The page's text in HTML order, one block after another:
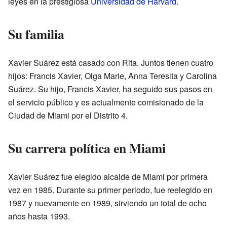
Su familia
Xavier Suárez está casado con Rita. Juntos tienen cuatro
hijos: Francis Xavier, Olga Marie, Anna Teresita y Carolina
Suárez. Su hijo, Francis Xavier, ha seguido sus pasos en
el servicio público y es actualmente comisionado de la
Ciudad de Miami por el Distrito 4.
Su carrera política en Miami
Xavier Suárez fue elegido alcalde de Miami por primera
vez en 1985. Durante su primer periodo, fue reelegido en
1987 y nuevamente en 1989, sirviendo un total de ocho
años hasta 1993.